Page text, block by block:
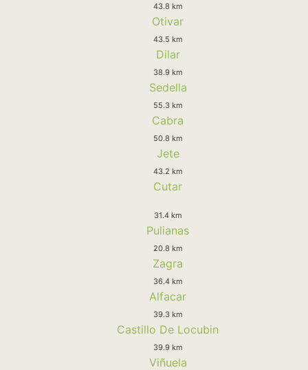
43.8 km
Otivar
43.5 km
Dilar
38.9 km
Sedella
55.3 km
Cabra
50.8 km
Jete
43.2 km
Cutar
31.4 km
Pulianas
20.8 km
Zagra
36.4 km
Alfacar
39.3 km
Castillo De Locubin
39.9 km
Viñuela